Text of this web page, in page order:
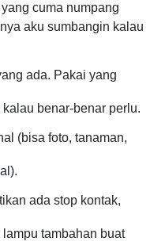
cuma numpang
aku sumbangin kalau
ada. Pakai yang
benar-benar perlu.
(bisa foto, tanaman,
ada stop kontak,
tambahan buat